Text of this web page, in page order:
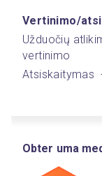
Vertinimo/
Užduočių
vertinimo
Atsiskaitymas
Obter uma